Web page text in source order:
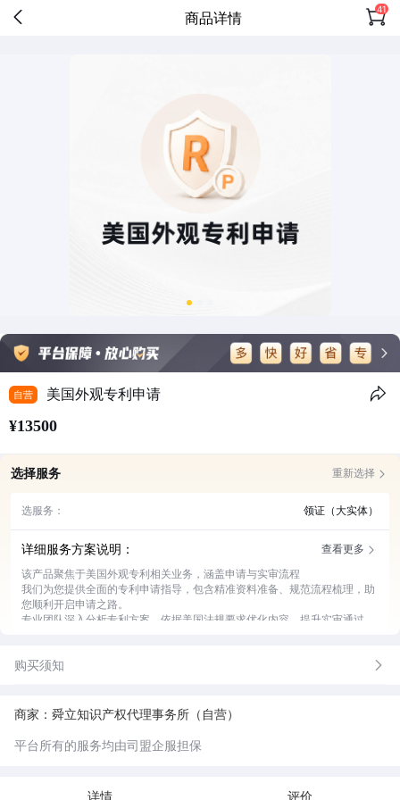
商品详情 41
自营 美国外观专利申请
¥13500
选择服务 重新选择
选服务： 领证（大实体）
详细服务方案说明：
查看更多
该产品聚焦于美国外观专利相关业务，涵盖申请与实审流程
我们为您提供全面的专利申请指导，包含精准资料准备、规范流程梳理，助
您顺利开启申请之路。
专业团队深入分析专利方案，依据美国法规要求优化内容，提升实审通过
忧。
购买须知
商家：舜立知识产权代理事务所（自营）
平台所有的服务均由司盟企服担保
详情 评价